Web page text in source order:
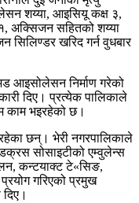
शय्या, आइसियू कक्ष ३,
अक्सिजन सहितको शय्या
खरिद गर्न वुधबार
आइसोलेसन निर्माण गरेको
दिए। प्रत्येक पालिकाले
काम भइरहेको छ।
छन्। भेरी नगरपालिकाले
सोसाइटीको एम्वुलेन्स
कन्टयाक्ट टे«सिङ,
गरिएको प्रमुख